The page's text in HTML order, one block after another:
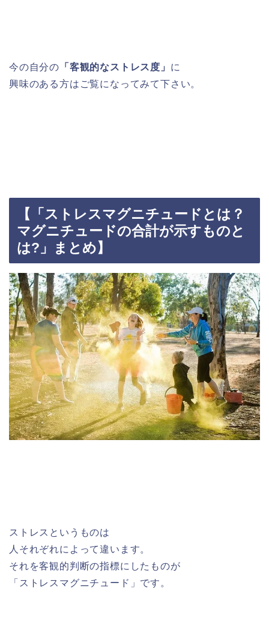
今の自分の 「客観的なストレス度」 に
興味のある方はご覧になってみて下さい。
【「ストレスマグニチュードとは？
マグニチュードの合計が示すものと
は?」まとめ】
ストレスというものは
人それぞれによって違います。
それを客観的判断の指標にしたものが
「ストレスマグニチュード」です。